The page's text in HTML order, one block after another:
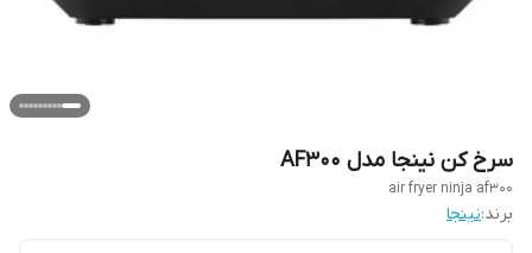
سرخ کن نینجا مدل AF300
air fryer ninja af300
برند:نینجا